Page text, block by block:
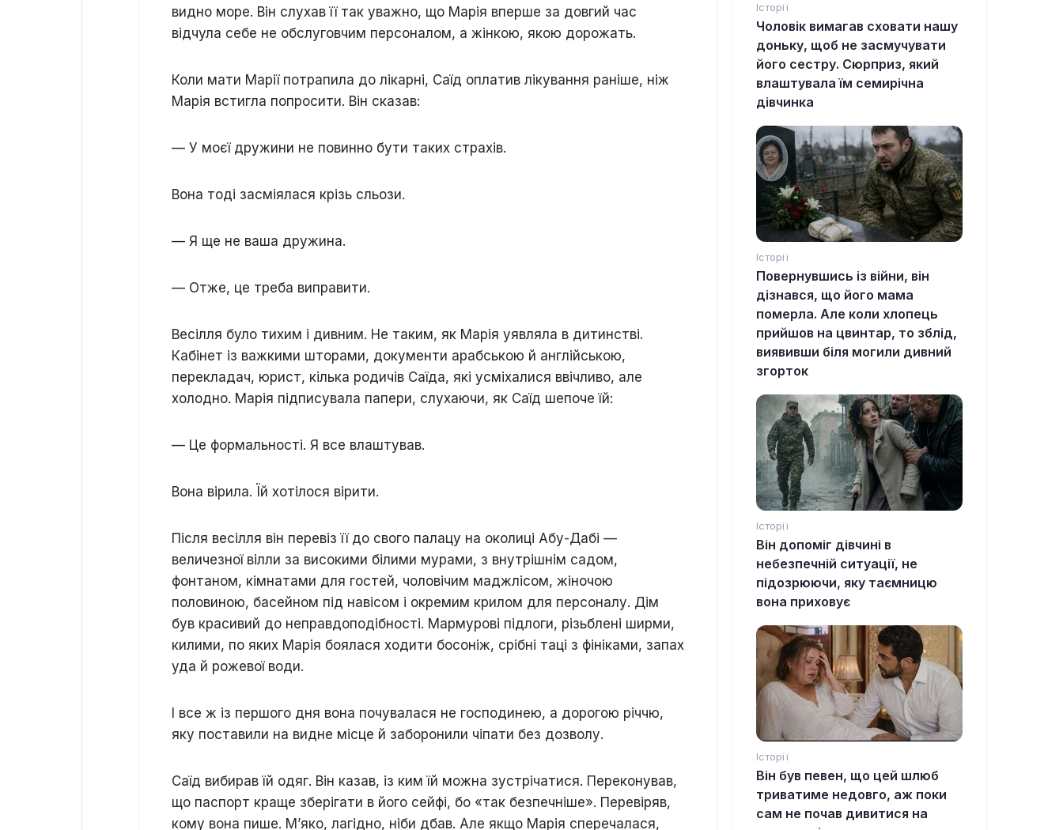
видно море. Він слухав її так уважно, що Марія вперше за довгий час
відчула себе не обслуговчим персоналом, а жінкою, якою дорожать.
Коли мати Марії потрапила до лікарні, Саїд оплатив лікування раніше, ніж
Марія встигла попросити. Він сказав:
— У моєї дружини не повинно бути таких страхів.
Вона тоді засміялася крізь сльози.
— Я ще не ваша дружина.
— Отже, це треба виправити.
Весілля було тихим і дивним. Не таким, як Марія уявляла в дитинстві.
Кабінет із важкими шторами, документи арабською й англійською,
перекладач, юрист, кілька родичів Саїда, які усміхалися ввічливо, але
холодно. Марія підписувала папери, слухаючи, як Саїд шепоче їй:
— Це формальності. Я все влаштував.
Вона вірила. Їй хотілося вірити.
Після весілля він перевіз її до свого палацу на околиці Абу-Дабі —
величезної вілли за високими білими мурами, з внутрішнім садом,
фонтаном, кімнатами для гостей, чоловічим маджлісом, жіночою
половиною, басейном під навісом і окремим крилом для персоналу. Дім
був красивий до неправдоподібності. Мармурові підлоги, різьблені ширми,
килими, по яких Марія боялася ходити босоніж, срібні таці з фініками, запах
уда й рожевої води.
І все ж із першого дня вона почувалася не господинею, а дорогою річчю,
яку поставили на видне місце й заборонили чіпати без дозволу.
Саїд вибирав їй одяг. Він казав, із ким їй можна зустрічатися. Переконував,
що паспорт краще зберігати в його сейфі, бо «так безпечніше». Перевіряв,
кому вона пише. М’яко, лагідно, ніби дбав. Але якщо Марія сперечалася,
Історії
Чоловік вимагав сховати нашу
доньку, щоб не засмучувати
його сестру. Сюрприз, який
влаштувала їм семирічна
дівчинка
Історії
Повернувшись із війни, він
дізнався, що його мама
померла. Але коли хлопець
прийшов на цвинтар, то зблід,
виявивши біля могили дивний
згорток
Історії
Він допоміг дівчині в
небезпечній ситуації, не
підозрюючи, яку таємницю
вона приховує
Історії
Він був певен, що цей шлюб
триватиме недовго, аж поки
сам не почав дивитися на